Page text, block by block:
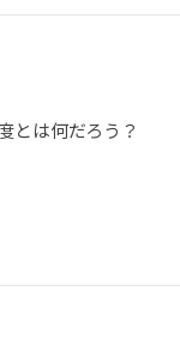
とは何だろう？